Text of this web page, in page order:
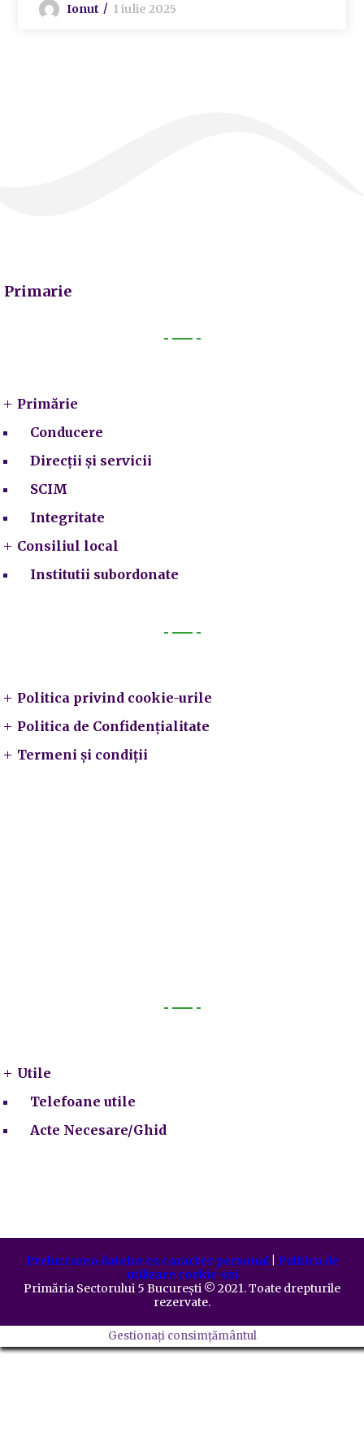
Ionut 1 iulie 2025
Primarie
Primărie
Conducere
Direcții și servicii
SCIM
Integritate
Consiliul local
Institutii subordonate
Politica privind cookie-urile
Politica de Confidențialitate
Termeni și condiții
Utile
Telefoane utile
Acte Necesare/Ghid
Prelucrarea datelor cu caracter personal| Politica de
utilizare cookie-uri
Primăria Sectorului 5 București ©️ 2021. Toate drepturile
rezervate.
Gestionați consimțământul